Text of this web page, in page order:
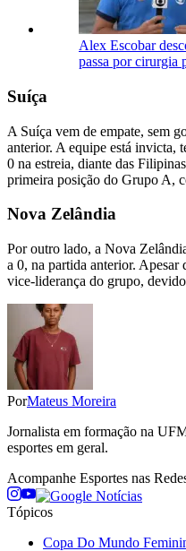
Alex Escobar
passa por cirurgia
Suíça
A Suíça vem de empate, sem
anterior. A equipe está invicta,
0 na estreia, diante das
primeira posição do Grupo A,
Nova Zelândia
Por outro lado, a Nova
a 0, na partida anterior. Apesar
vice-liderança do grupo,
PorMateus Moreira
Jornalista em formação na
esportes em geral.
Acompanhe Esportes nas
Tópicos
Copa Do Mundo